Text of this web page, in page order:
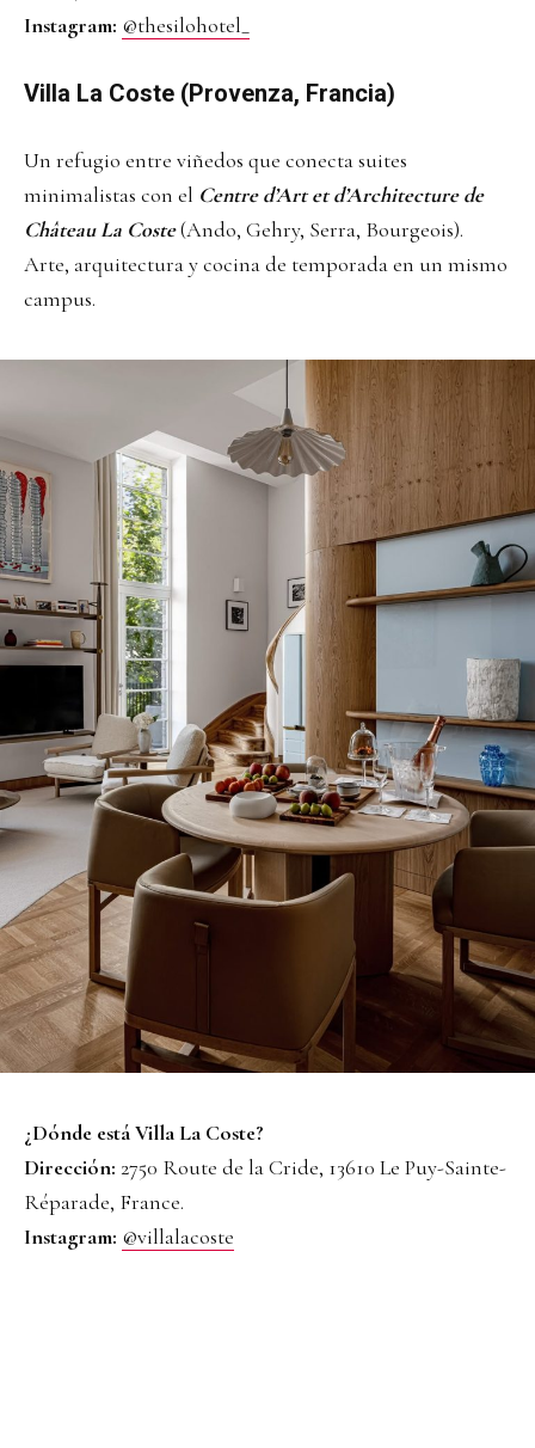
Instagram: @thesilohotel_
Villa La Coste (Provenza, Francia)
Un refugio entre viñedos que conecta suites
minimalistas con el Centre d’Art et d’Architecture de
Château La Coste(Ando, Gehry, Serra, Bourgeois).
Arte, arquitectura y cocina de temporada en un mismo
campus.
¿Dónde está Villa La Coste?
Dirección: 2750 Route de la Cride, 13610 Le Puy-Sainte-
Réparade, France.
Instagram: @villalacoste